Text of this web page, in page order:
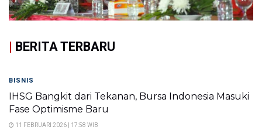
| BERITA TERBARU
BISNIS
IHSG Bangkit dari Tekanan, Bursa Indonesia Masuki
Fase Optimisme Baru
11 FEBRUARI 2026 | 17:58 WIB